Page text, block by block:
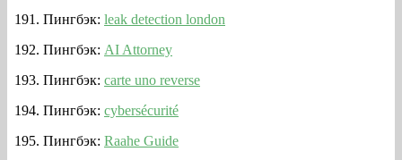
Пингбэк: leak detection london
Пингбэк: AI Attorney
Пингбэк: carte uno reverse
Пингбэк: cybersécurité
Пингбэк: Raahe Guide